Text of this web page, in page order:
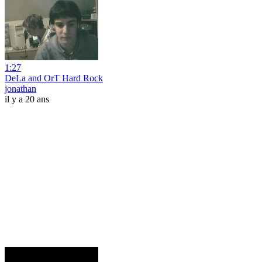
1:27
DeLa and OrT Hard Rock
jonathan
il y a 20 ans